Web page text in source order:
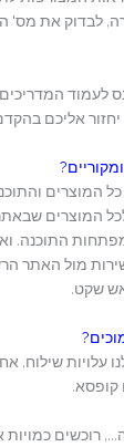
לבדוק את מס'
לעמוד המדריכים
יחזור אליכם
המוצרים
המוצרים
התוכנה.
מול האתר
שקט.
עלויות שילוח,
קופסא.
רוכשים כמויות